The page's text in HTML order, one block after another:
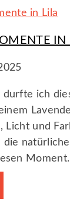
IN
durfte ich
Licht und
die